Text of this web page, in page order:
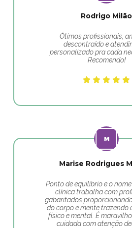
Rodrigo Milão
Ótimos profissionais,
descontraído e
personalizado pra cada
Recomendo!
Marise Rodrigues
Ponto de equilibrio e o
clínica trabalha com
gabaritados
do corpo e mente trazendo
físico e mental. É
cuidada com atenção